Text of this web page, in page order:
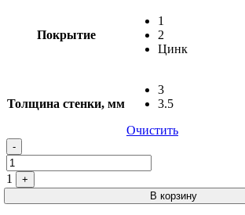
Покрытие
1
2
Цинк
Толщина стенки, мм
3
3.5
Очистить
-
1
+
В корзину